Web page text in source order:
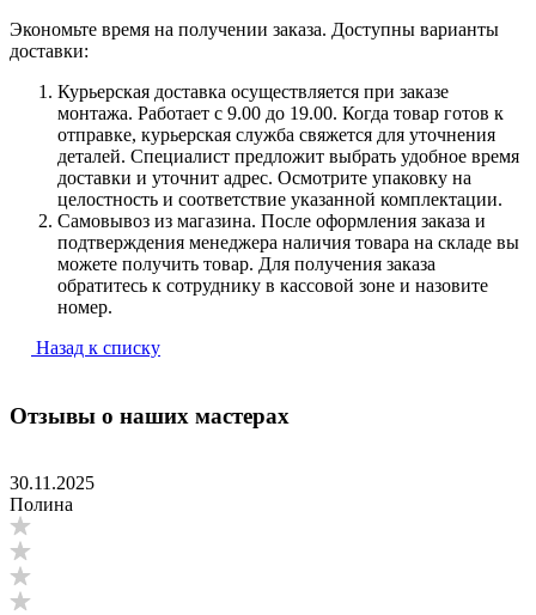
Экономьте время на получении заказа. Доступны варианты
доставки:
Курьерская доставка осуществляется при заказе
монтажа. Работает с 9.00 до 19.00. Когда товар готов к
отправке, курьерская служба свяжется для уточнения
деталей. Специалист предложит выбрать удобное время
доставки и уточнит адрес. Осмотрите упаковку на
целостность и соответствие указанной комплектации.
Самовывоз из магазина. После оформления заказа и
подтверждения менеджера наличия товара на складе вы
можете получить товар. Для получения заказа
обратитесь к сотруднику в кассовой зоне и назовите
номер.
Назад к списку
Отзывы о наших мастерах
30.11.2025
Полина